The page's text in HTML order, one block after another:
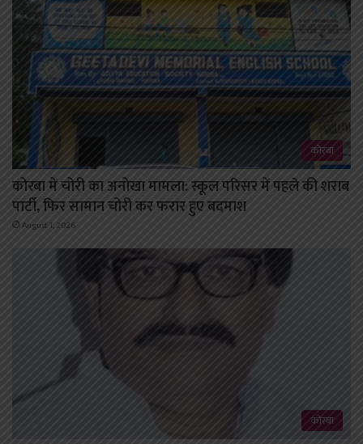
कोरबा
कोरबा में चोरी का अनोखा मामला: स्कूल परिसर में पहले की शराब
पार्टी, फिर सामान चोरी कर फरार हुए बदमाश
August 1, 2026
कोरबा